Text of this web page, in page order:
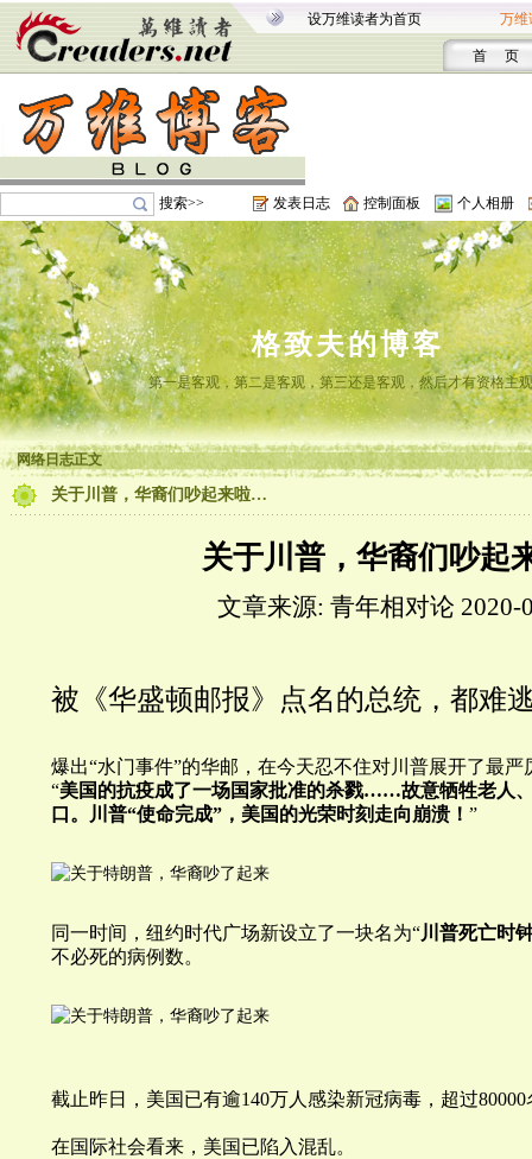
设万维读者为首页 万维
首 页
搜索>> 发表日志 控制面板 个人相册
格致夫的博客
第一是客观，第二是客观，第三还是客观，然后才有资格主
网络日志正文
关于川普，华裔们吵起来啦…
关于川普，华裔们吵起
文章来源: 青年相对论 2020-
被《华盛顿邮报》点名的总统，都难
爆出“水门事件”的华邮，在今天忍不住对川 普展开了最严
“美国的抗疫成了一场国家批准的杀戮……故意牺牲老人
口。
川 普“使命完成”，美国的光荣时刻走向崩溃！ ”
同一时间，纽约时代广场新设立了一块名为“川普死亡时
不必死的病例数。
截止昨日，美国已有逾140万人感染新冠病毒，超过
在国际社会看来，美国已陷入混乱。